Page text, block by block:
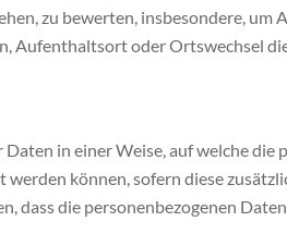
zu bewerten, insbesondere,
Aufenthaltsort oder Ortswechsel
in einer Weise, auf welche
können, sofern diese
dass die personenbezogenen